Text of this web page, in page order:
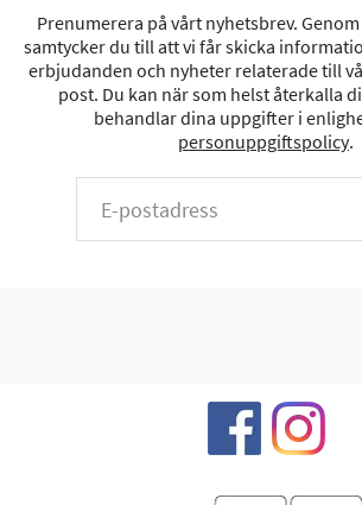
Prenumerera på vårt nyhetsbrev.
samtycker du till att vi får skicka
erbjudanden och nyheter relaterade till
post. Du kan när som helst återkalla
behandlar dina uppgifter i
personuppgiftspolicy.